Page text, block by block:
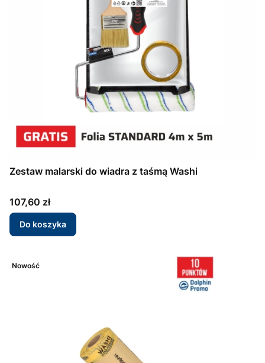
Zestaw malarski do wiadra z taśmą Washi
Cena
107,60 zł
Do koszyka
Nowość